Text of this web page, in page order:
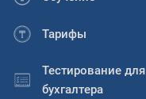
Тарифы
Тестирование для
бухгалтера